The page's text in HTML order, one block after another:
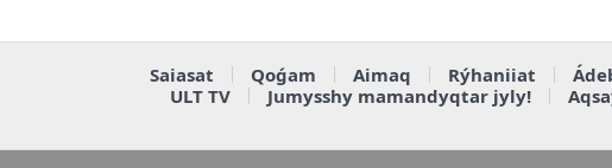
Saiasat Qoǵam Aimaq Rýhaniiat
ULT TV
Jumysshy mamandyqtar jyly!